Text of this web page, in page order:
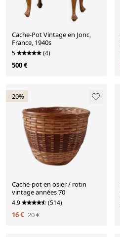
Cache-Pot Vintage en Jonc,
France, 1940s
5 (4)
500 €
-20%
Cache-pot en osier / rotin
vintage années 70
4.9 (514)
16 € 20 €